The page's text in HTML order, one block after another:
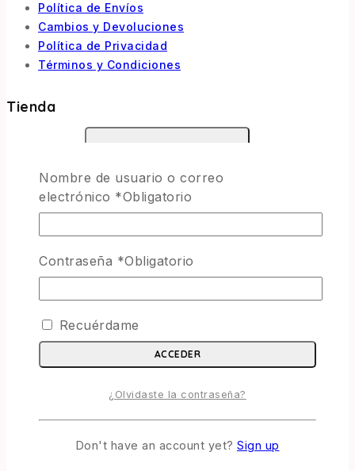
Política de Envíos
Cambios y Devoluciones
Política de Privacidad
Términos y Condiciones
Tienda
Escala 1/72
Escala 1/48
Escala 1/32
Otras
Helicópteros
Escala 1/35
Nombre de usuario o correo
electrónico *Obligatorio
Contraseña *Obligatorio
Recuérdame
ACCEDER
¿Olvidaste la contraseña?
Don't have an account yet? Sign up